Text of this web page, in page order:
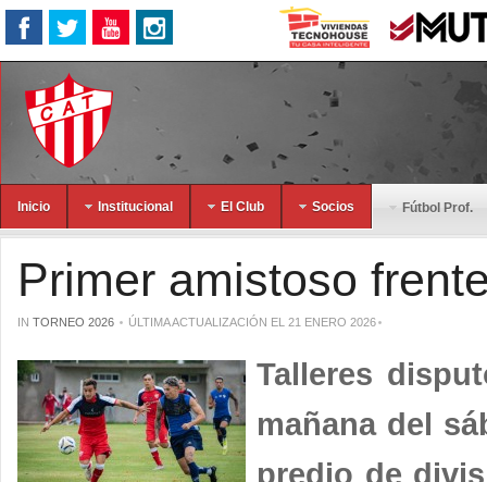
Inicio Institucional El Club Socios Fútbol Prof.
Primer amistoso
IN TORNEO 2026 ÚLTIMA ACTUALIZACIÓN EL 21 ENERO 2026
Talleres
mañana del
predio de